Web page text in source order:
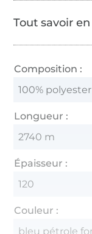
Tout savoir
Composition :
100% polyester
Longueur :
2740 m
Épaisseur :
120
Couleur :
bleu pétrole